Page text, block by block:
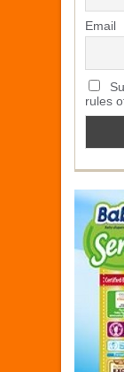
Email
rules